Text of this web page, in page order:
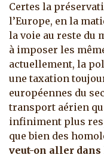
Certes la
l’Europe, en la
la voie au reste du
à imposer les
actuellement, la
une taxation
européennes du
transport aérien
infiniment plus
que bien des
veut-on aller dans